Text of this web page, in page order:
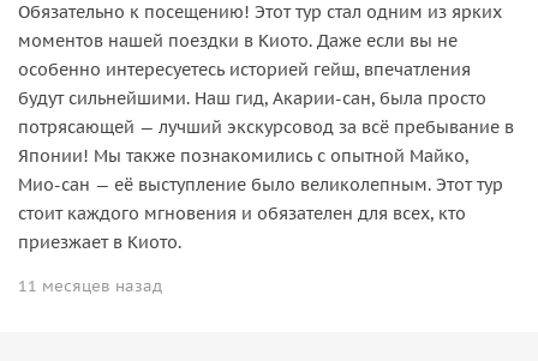
Обязательно к посещению! Этот тур стал одним из ярких
моментов нашей поездки в Киото. Даже если вы не
особенно интересуетесь историей гейш, впечатления
будут сильнейшими. Наш гид, Акарии‑сан, была просто
потрясающей — лучший экскурсовод за всё пребывание в
Японии! Мы также познакомились с опытной Майко,
Мио‑сан — её выступление было великолепным. Этот тур
стоит каждого мгновения и обязателен для всех, кто
приезжает в Киото.
11 месяцев назад